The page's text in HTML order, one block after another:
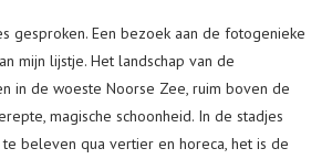
gesproken. Een bezoek aan de fotogenieke
mijn lijstje. Het landschap van de
in de woeste Noorse Zee, ruim boven de
magische schoonheid. In de stadjes
beleven qua vertier en horeca, het is de